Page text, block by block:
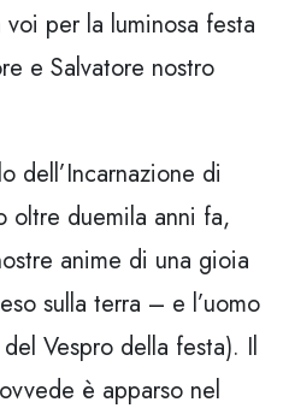
per la luminosa festa
e Salvatore nostro
dell’Incarnazione di
oltre duemila anni fa,
anime di una gioia
sulla terra – e l’uomo
Vespro della festa). Il
è apparso nel